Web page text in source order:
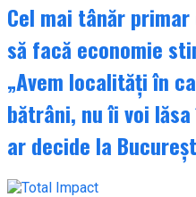
Cel mai tânăr
să facă economie
„Avem localități în
bătrâni, nu îi voi
ar decide la